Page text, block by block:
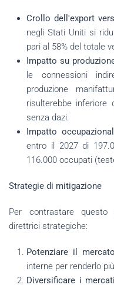
Crollo dell'export
negli Stati Uniti si
pari al 58% del totale
Impatto su
le connessioni
produzione
risulterebbe inferiore
senza dazi.
Impatto
entro il 2027 di
116.000 occupati
Strategie di mitigazione
Per contrastare questo
direttrici strategiche:
Potenziare il
interne per renderlo
Diversificare i